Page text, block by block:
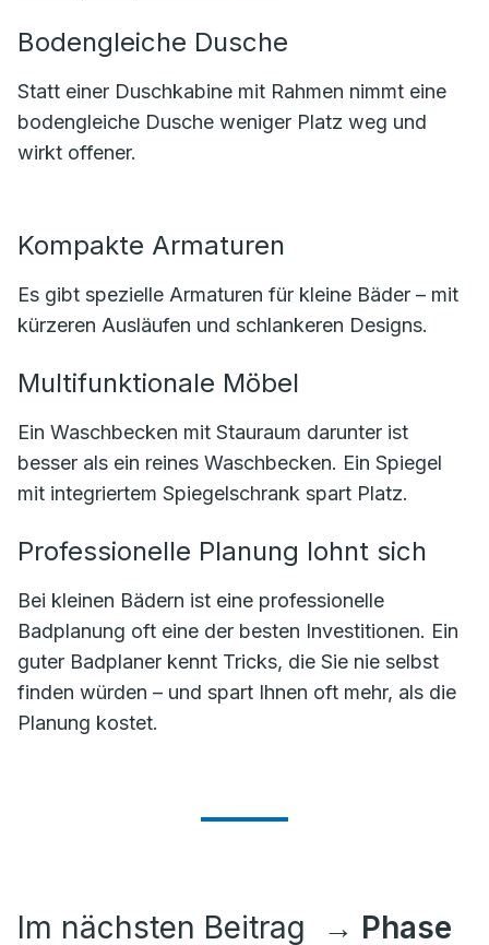
Bodengleiche Dusche
Statt einer Duschkabine mit Rahmen nimmt eine
bodengleiche Dusche weniger Platz weg und
wirkt offener.
Kompakte Armaturen
Es gibt spezielle Armaturen für kleine Bäder – mit
kürzeren Ausläufen und schlankeren Designs.
Multifunktionale Möbel
Ein Waschbecken mit Stauraum darunter ist
besser als ein reines Waschbecken. Ein Spiegel
mit integriertem Spiegelschrank spart Platz.
Professionelle Planung lohnt sich
Bei kleinen Bädern ist eine professionelle
Badplanung oft eine der besten Investitionen. Ein
guter Badplaner kennt Tricks, die Sie nie selbst
finden würden – und spart Ihnen oft mehr, als die
Planung kostet.
Im nächsten Beitrag → Phase